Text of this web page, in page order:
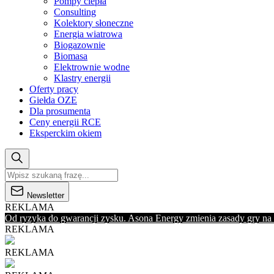
Consulting
Kolektory słoneczne
Energia wiatrowa
Biogazownie
Biomasa
Elektrownie wodne
Klastry energii
Oferty pracy
Giełda OZE
Dla prosumenta
Ceny energii RCE
Eksperckim okiem
Newsletter
REKLAMA
Od ryzyka do gwarancji zysku. Asona Energy zmienia zasady gry
REKLAMA
REKLAMA